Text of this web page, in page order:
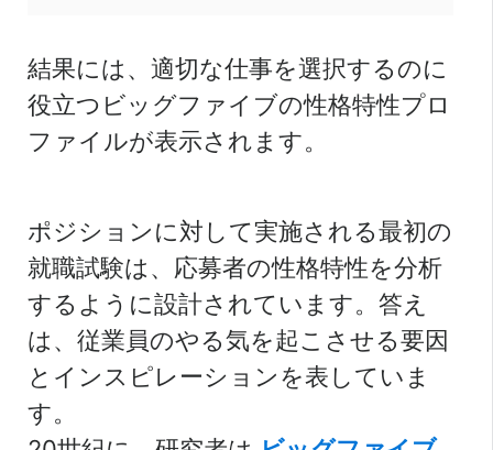
結果には、適切な仕事を選択するのに
役立つビッグファイブの性格特性プロ
ファイルが表示されます。
ポジションに対して実施される最初の
就職試験は、応募者の性格特性を分析
するように設計されています。答え
は、従業員のやる気を起こさせる要因
とインスピレーションを表していま
す。